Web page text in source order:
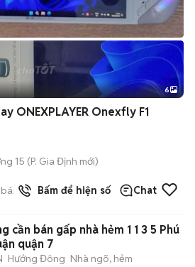
+2
6
ONEXPLAYER Onexfly F1
15 (P. Gia Định mới)
Bấm để hiện số Chat
cần bán gấp nhà hẻm 1 1 3 5 Phú
quận 7
Hướng Đông Nhà ngõ, hẻm